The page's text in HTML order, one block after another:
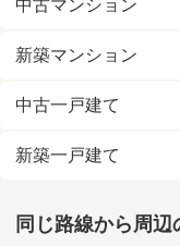
中古マンション
新築マンション
中古一戸建て
新築一戸建て
同じ路線から周